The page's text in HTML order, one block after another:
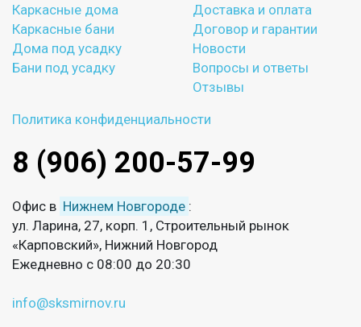
Каркасные дома
Каркасные бани
Дома под усадку
Бани под усадку
Доставка и оплата
Договор и гарантии
Новости
Вопросы и ответы
Отзывы
Политика конфиденциальности
8 (906) 200-57-99
Офис в Нижнем Новгороде :
ул. Ларина, 27, корп. 1, Строительный рынок
«Карповский», Нижний Новгород
Ежедневно с 08:00 до 20:30
info@sksmirnov.ru